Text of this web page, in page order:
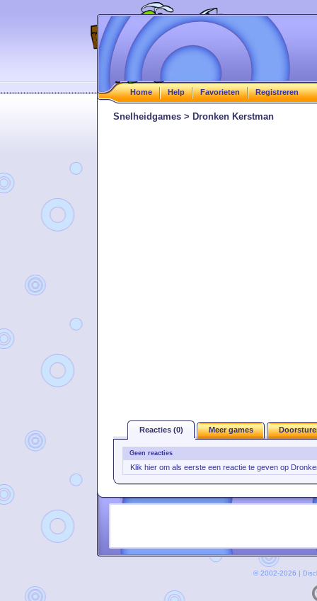
Home Help Favorieten Registreren
Snelheidgames > Dronken Kerstman
Reacties (0) Meer games
Geen reacties
Klik hier om als eerste een reactie te geven op
© 2002-2026 |